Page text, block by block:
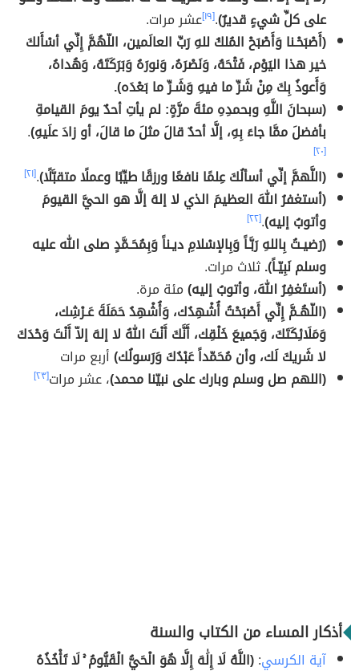
على كلِّ شيءٍ قديرٌ).[١٩] عشر مرات.
(أَصْبَحْـنا وَأَصْبَحْ المُلكُ للهِ رَبِّ العالَمين، اللّهُمَّ إِنِّي أسْأَلكَ
خير هذا اليَوْم، فَتْحَهُ، وَنَصْرَهُ، وَنورَهُ وَبَرَكَتَهُ، وَهُداهُ،
وَأَعوذُ بِكَ مِنْ شَرِّ ما فيهِ وَشَـرِّ ما بَعْدَه).
(سبحانَ اللَّهِ وبحمدِهِ مئةَ مرَّةٍ: لم يأتِ أحدٌ يومَ القيامةِ
بأفضلَ ممَّا جاءَ بِهِ، إلَّا أحدٌ قالَ مثلَ ما قالَ، أو زادَ علَيهِ).
[٢٠]
(اللَّهمَّ إنِّي أسألُكَ عِلمًا نافعًا ورزقًا طيِّبًا وعملًا متقبَّلًا).[٢١]
(أستغفرُ اللهَ العظيمَ الذي لا إلهَ إلَّا هو الحيَّ القيومَ
وأتوبُ إليه).[٢٢]
(رَضيـتُ بِاللهِ رَبَّـاً وَبِالإسْلامِ ديـناً وَبِمُحَـمَّدٍ صلى الله عليه
وسلم نَبِيّـاً).ثلاث مرات.
(أستَغفِرُ اللهَ، وأتوبُ إليه)مئة مرة.
(اللّهُـمَّ إِنِّي أَصْبَحْتُ أُشْهِدُك، وَأُشْهِدُ حَمَلَةَ عَـرْشِك،
وَمَلَائِكَتَكَ، وَجَميعَ خَلْقِك، أَنَّكَ أَنْتَ اللهُ لا إلهَ إلاّ أَنْتَ وَحْدَكَ
لا شَريكَ لَك، وأن مُحَمّداً عَبْدُكَ وَرَسولُك)أربع مرات
(اللهم صل وسلم وبارك على نبيّنا محمد)، عشر مرات[٢٣]
أذكار المساء من الكتاب والسنة
آية الكرسي:(اللَّهُ لَا إِلَٰهَ إِلَّا هُوَ الْحَيُّ الْقَيُّومُ ۚ لَا تَأْخُذُهُ